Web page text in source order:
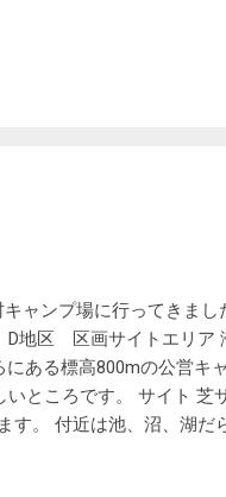
も短くエコではありま
子をうまく焼けなかった
検討しましたが、その都
プドットコムページ 来週
ろ、今まで使っていたリ
パンは鉄で、使う前に油
防ぐというものでした。
ットで購入した蓋もぴっ
ャンプ場に行ってきまし
D地区 区画サイトエリア
ある標高800mの公営キ
ところです。 サイト 芝
。 付近は池、沼、湖だ